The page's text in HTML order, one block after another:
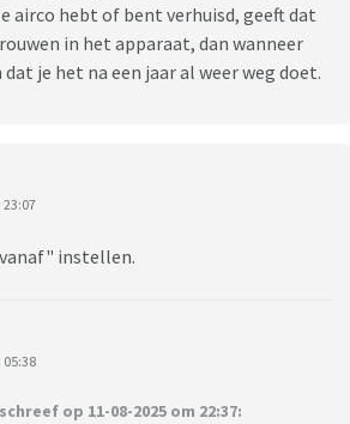
airco hebt of bent verhuisd, geeft dat
in het apparaat, dan wanneer
je het na een jaar al weer weg doet.
23:07
instellen.
05:38
op 11-08-2025 om 22:37: